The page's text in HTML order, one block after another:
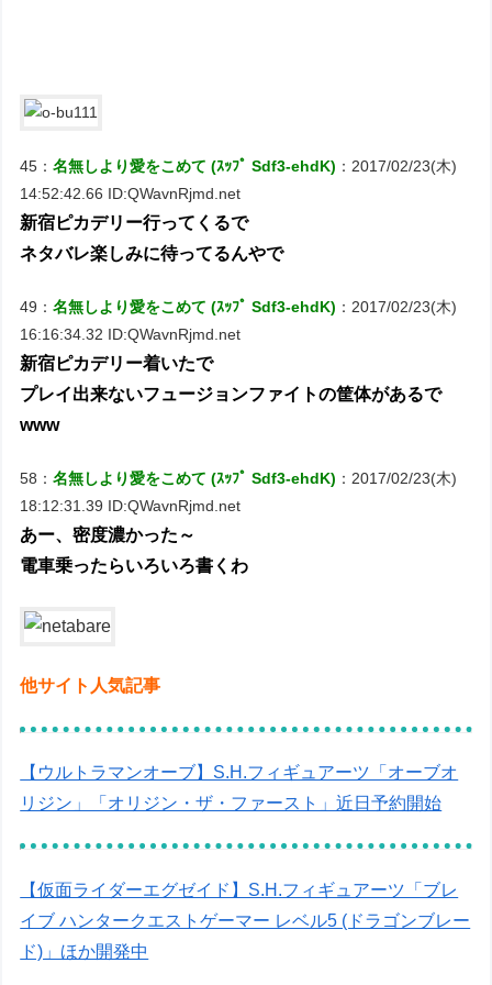
45：名無しより愛をこめて (ｽｯﾌﾟ Sdf3-ehdK) ：2017/02/23(木)
14:52:42.66 ID:QWavnRjmd.net
新宿ピカデリー行ってくるで
ネタバレ楽しみに待ってるんやで
49：名無しより愛をこめて (ｽｯﾌﾟ Sdf3-ehdK) ：2017/02/23(木)
16:16:34.32 ID:QWavnRjmd.net
新宿ピカデリー着いたで
プレイ出来ないフュージョンファイトの筐体があるで
www
58：名無しより愛をこめて (ｽｯﾌﾟ Sdf3-ehdK) ：2017/02/23(木)
18:12:31.39 ID:QWavnRjmd.net
あー、密度濃かった～
電車乗ったらいろいろ書くわ
他サイト人気記事
【ウルトラマンオーブ】S.H.フィギュアーツ「オーブオ
リジン」「オリジン・ザ・ファースト」近日予約開始
【仮面ライダーエグゼイド】S.H.フィギュアーツ「ブレ
イブ ハンタークエストゲーマー レベル5 (ドラゴンブレー
ド)」ほか開発中